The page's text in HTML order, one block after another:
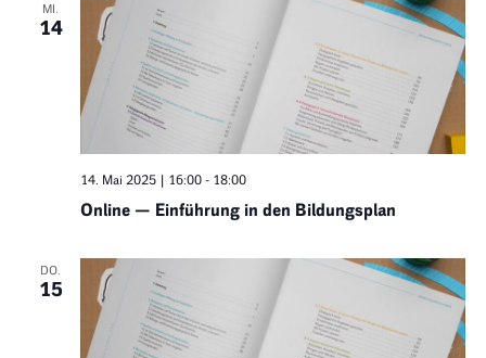
MI.
14
14. Mai 2025 | 16:00- 18:00
Online — Einführung in den Bildungsplan
DO.
15